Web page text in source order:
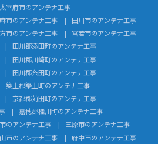
太宰府市のアンテナ工事
市のアンテナ工事
田川市のアンテナ工事
市のアンテナ工事
宮若市のアンテナ工事
田川郡添田町のアンテナ工事
田川郡川崎町のアンテナ工事
田川郡糸田町のアンテナ工事
築上郡築上町のアンテナ工事
京都郡苅田町のアンテナ工事
嘉穂郡桂川町のアンテナ工事
のアンテナ工事
三原市のアンテナ工事
市のアンテナ工事
府中市のアンテナ工事